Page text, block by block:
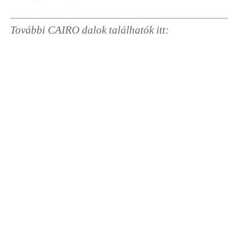
További CAIRO dalok találhatók itt: